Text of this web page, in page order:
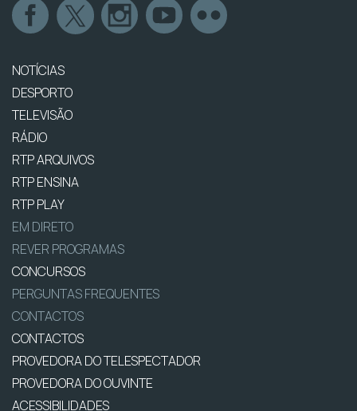
NOTÍCIAS
DESPORTO
TELEVISÃO
RÁDIO
RTP ARQUIVOS
RTP ENSINA
RTP PLAY
EM DIRETO
REVER PROGRAMAS
CONCURSOS
PERGUNTAS FREQUENTES
CONTACTOS
CONTACTOS
PROVEDORA DO TELESPECTADOR
PROVEDORA DO OUVINTE
ACESSIBILIDADES